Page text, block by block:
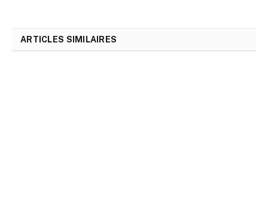
ARTICLES SIMILAIRES